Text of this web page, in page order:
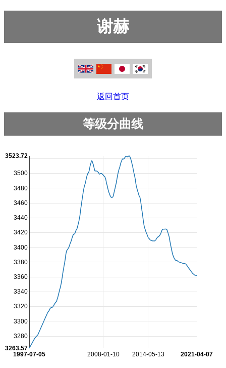
谢赫
返回首页
等级分曲线
2008-01-10 2014-05-13
1997-07-05 2021-04-07
3280
3300
3320
3340
3360
3380
3400
3420
3440
3460
3480
3500
3263.57
3523.72